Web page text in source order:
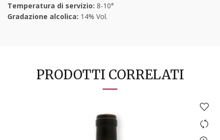
Temperatura di servizio: 8-10°
Gradazione alcolica: 14% Vol.
PRODOTTI CORRELATI